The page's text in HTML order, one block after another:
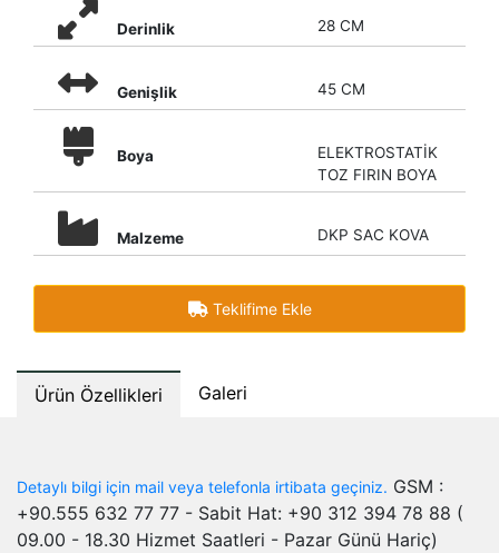
Derinlik 28 CM
Genişlik 45 CM
Boya
ELEKTROSTATİK
TOZ FIRIN BOYA
Malzeme DKP SAC KOVA
Teklifime Ekle
Ürün Özellikleri Galeri
Detaylı bilgi için mail veya telefonla irtibata geçiniz. GSM :
+90.555 632 77 77 - Sabit Hat: +90 312 394 78 88 (
09.00 - 18.30 Hizmet Saatleri - Pazar Günü Hariç)